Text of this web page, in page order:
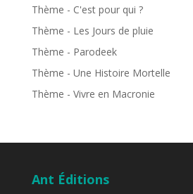
Thème - C'est pour qui ?
Thème - Les Jours de pluie
Thème - Parodeek
Thème - Une Histoire Mortelle
Thème - Vivre en Macronie
Ant Éditions